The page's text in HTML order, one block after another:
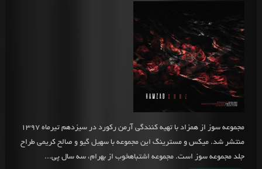
مجموعه سوز از همزاد با تهیه کنندگی آرمن رکورد در سیزدهم تیرماه 1397
منتشر شد. میکس و مسترینگ این مجموعه با سهیل گیو و صالح کریمی طراح
جلد مجموعه سوز است. مجموعه اشتباهخوب از بهرام، سه سال پی...